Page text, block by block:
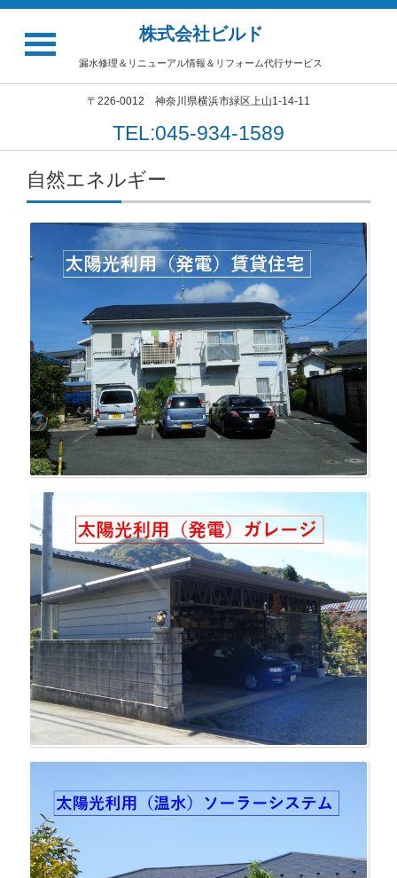
株式会社ビルド
漏水修理＆リニューアル情報＆リフォーム代行サービス
〒226-0012 神奈川県横浜市緑区上山1-14-11
TEL:045-934-1589
自然エネルギー